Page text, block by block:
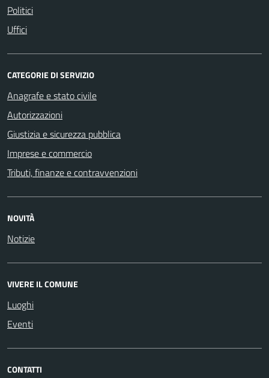
Politici
Uffici
CATEGORIE DI SERVIZIO
Anagrafe e stato civile
Autorizzazioni
Giustizia e sicurezza pubblica
Imprese e commercio
Tributi, finanze e contravvenzioni
NOVITÀ
Notizie
VIVERE IL COMUNE
Luoghi
Eventi
CONTATTI